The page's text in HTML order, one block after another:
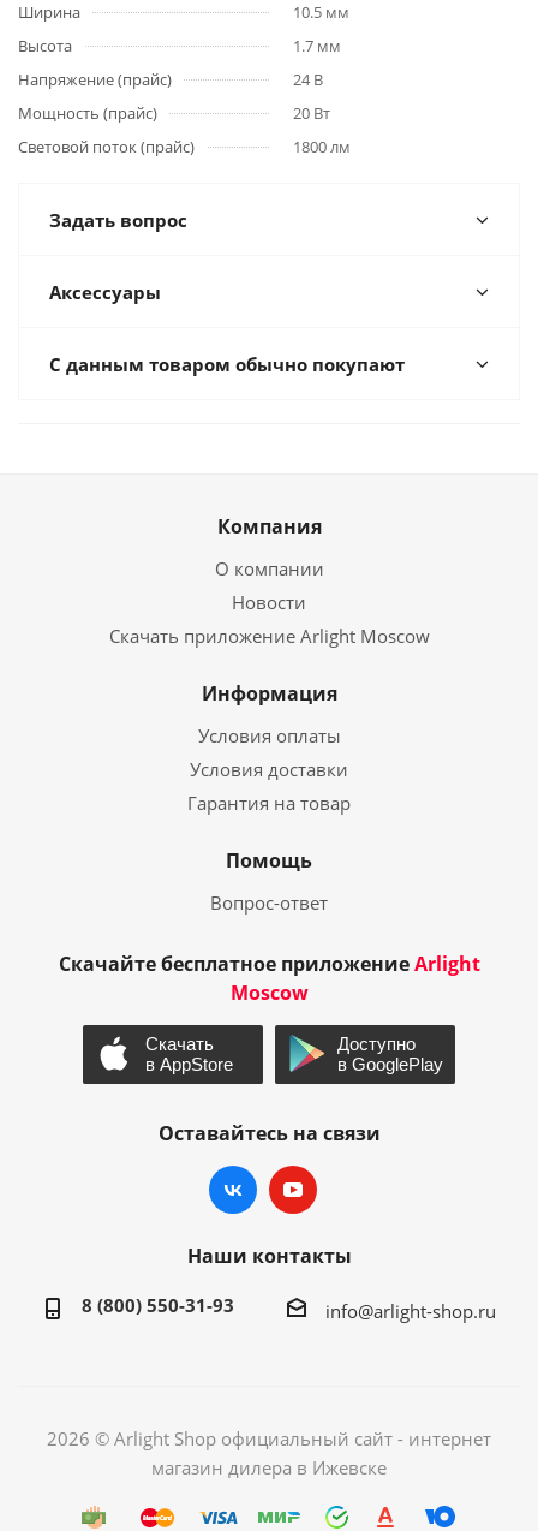
Ширина
10.5 мм
Высота
1.7 мм
Напряжение (прайс)
24 В
Мощность (прайс)
20 Вт
Световой поток (прайс)
1800 лм
Задать вопрос
Аксессуары
С данным товаром обычно покупают
Компания
О компании
Новости
Скачать приложение Arlight Moscow
Информация
Условия оплаты
Условия доставки
Гарантия на товар
Помощь
Вопрос-ответ
Скачайте бесплатное приложениеArlight
Moscow
Оставайтесь на связи
Наши контакты
8 (800) 550-31-93 info@arlight-shop.ru
2026 © Arlight Shop официальный сайт - интернет
магазин дилера в Ижевске